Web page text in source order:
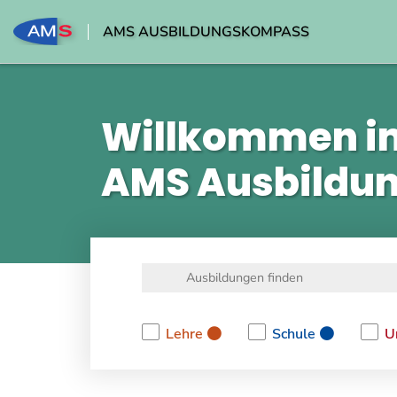
AMS AUSBILDUNGSKOMPASS
Willkommen
AMS
Lehre
Schule